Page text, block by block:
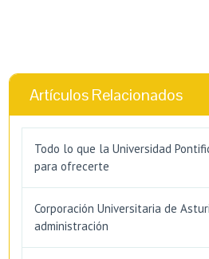
Artículos Relacionados
Todo lo que la Universidad
para ofrecerte
Corporación Universitaria de
administración